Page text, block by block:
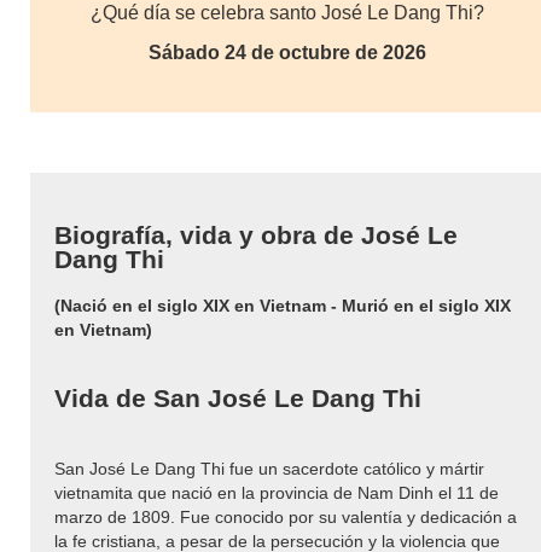
¿Qué día se celebra santo José Le Dang Thi?
Sábado 24 de octubre de 2026
Biografía, vida y obra de José Le
Dang Thi
(Nació en el siglo XIX en Vietnam - Murió en el siglo XIX
en Vietnam)
Vida de San José Le Dang Thi
San José Le Dang Thi fue un sacerdote católico y mártir
vietnamita que nació en la provincia de Nam Dinh el 11 de
marzo de 1809. Fue conocido por su valentía y dedicación a
la fe cristiana, a pesar de la persecución y la violencia que